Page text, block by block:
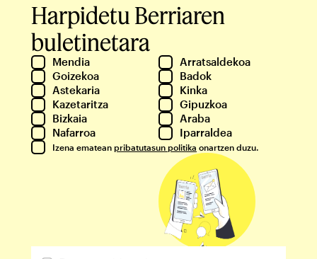
Harpidetu Berriaren
buletinetara
Mendia
Arratsaldekoa
Goizekoa
Badok
Astekaria
Kinka
Kazetaritza
Gipuzkoa
Bizkaia
Araba
Nafarroa
Iparraldea
Izena ematean pribatutasun politika onartzen duzu.